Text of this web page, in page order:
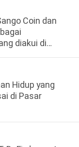
Coin dan
diakui di
Hidup yang
di Pasar